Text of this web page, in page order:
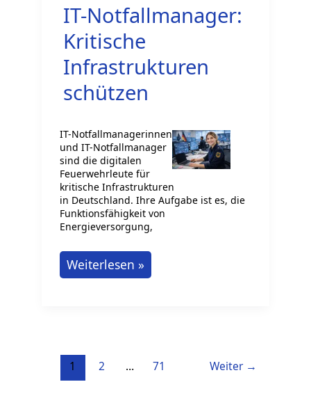
zukunftsfähig
machen
IT-Notfallmanager:
Kritische
Infrastrukturen
schützen
IT-Notfallmanagerinnen
und IT-Notfallmanager
sind die digitalen
Feuerwehrleute für
kritische Infrastrukturen
in Deutschland. Ihre Aufgabe ist es, die
Funktionsfähigkeit von
Energieversorgung,
IT-
Notfallmanager:
Weiterlesen »
1 2 … 71 Weiter →